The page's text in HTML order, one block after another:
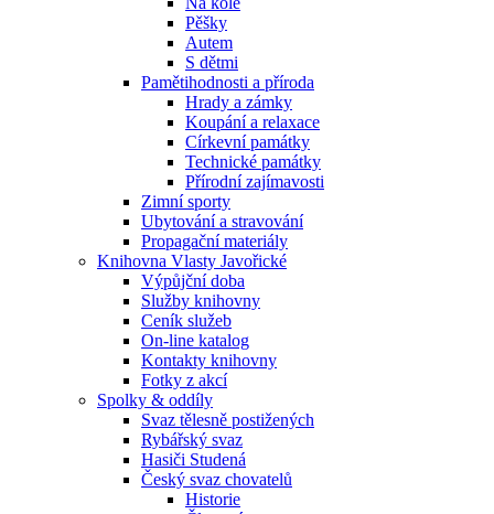
Pěšky
Autem
S dětmi
Pamětihodnosti a příroda
Hrady a zámky
Koupání a relaxace
Církevní památky
Technické památky
Přírodní zajímavosti
Zimní sporty
Ubytování a stravování
Propagační materiály
Knihovna Vlasty Javořické
Výpůjční doba
Služby knihovny
Ceník služeb
On-line katalog
Kontakty knihovny
Fotky z akcí
Spolky & oddíly
Svaz tělesně postižených
Rybářský svaz
Hasiči Studená
Český svaz chovatelů
Historie